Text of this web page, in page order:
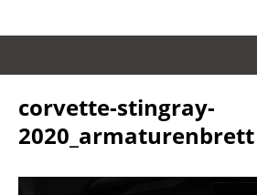
corvette-stingray-
2020_armaturenbrett